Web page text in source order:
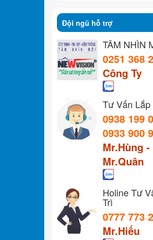
Đội ngũ hỗ trợ
TẦM NHÌN
0251 368
Công Ty
Tư Vấn
0938 199
0933 900
Mr.Hùng -
Mr.Quân
Holine Tư
Trì
0777 773
Mr.Hiếu